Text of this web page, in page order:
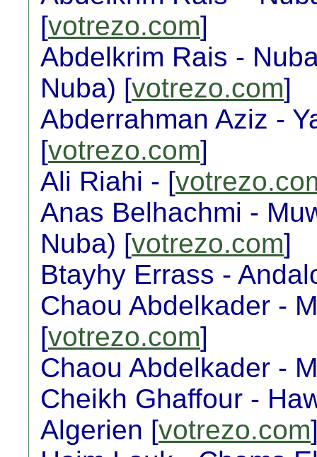
[votrezo.com]
Abdelkrim Rais -
Nuba) [votrezo.com]
Abderrahman Aziz -
[votrezo.com]
Ali Riahi - [
Anas Belhachmi -
Nuba) [votrezo.com]
Btayhy Errass -
Chaou Abdelkader -
[votrezo.com]
Chaou Abdelkader -
Cheikh Ghaffour -
Algerien [votrezo.com